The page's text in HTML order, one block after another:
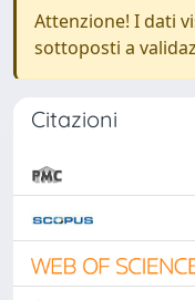
Attenzione! I dati
sottoposti a
Citazioni